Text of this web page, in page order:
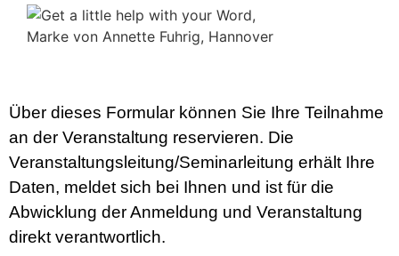
Über dieses Formular können Sie Ihre Teilnahme
an der Veranstaltung reservieren. Die
Veranstaltungsleitung/Seminarleitung erhält Ihre
Daten, meldet sich bei Ihnen und ist für die
Abwicklung der Anmeldung und Veranstaltung
direkt verantwortlich.